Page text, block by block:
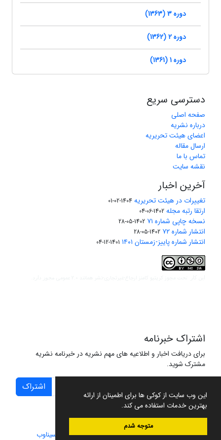
این وب سایت از کوکی ها برای اطمینان از ارائه
بهترین خدمات استفاده می کند.
متوجه شدم
دوره 3 (1363)
دوره 2 (1362)
دوره 1 (1361)
دسترسی سریع
صفحه اصلی
درباره نشریه
اعضای هیئت تحریریه
ارسال مقاله
تماس با ما
نقشه سایت
آخرین اخبار
تغییرات در هیئت تحریریه 1404-02-01
ارتقا رتبه مجله 1402-06-04
نسخه چاپی شماره ۷۱ 1402-05-28
انتشار شماره ۷۲ 1402-05-28
انتشار شماره پاییز-زمستان ۱۴۰۱ 1401-12-04
اشتراک خبرنامه
برای دریافت اخبار و اطلاعیه های مهم نشریه در خبرنامه نشریه
مشترک شوید.
اشتراک
سامانه مدیریت نشریات علمی.طراحی و پیاده سازی از سیناوب